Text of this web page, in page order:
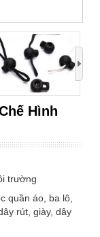
›
Hình
trường
quần áo, ba lô,
rút, giày, dây